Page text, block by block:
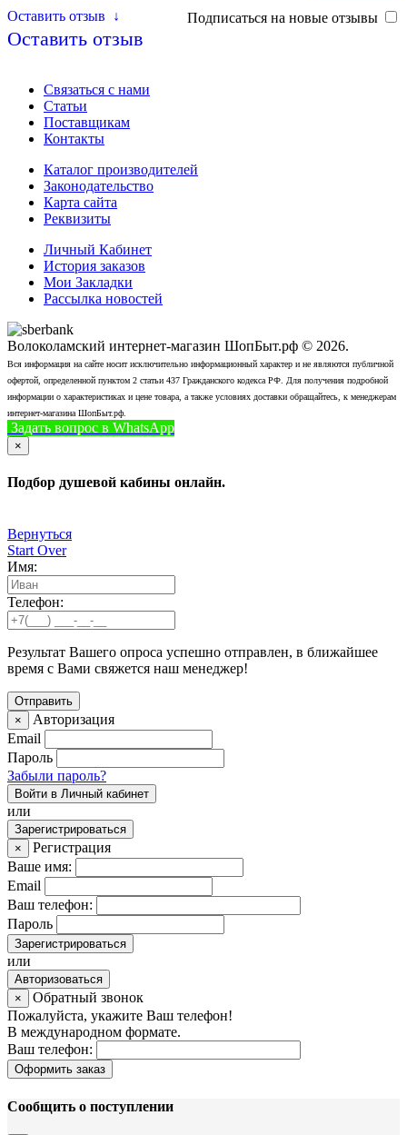
Подписаться на новые отзывы
Оставить отзыв ↓
Оставить отзыв
Связаться с нами
Статьи
Поставщикам
Контакты
Каталог производителей
Законодательство
Карта сайта
Реквизиты
Личный Кабинет
История заказов
Мои Закладки
Рассылка новостей
Волоколамский интернет-магазин ШопБыт.рф © 2026.
Вся информация на сайте носит исключительно информационный характер и не являются публичной
офертой, определенной пунктом 2 статьи 437 Гражданского кодекса РФ. Для получения подробной
информации о характеристиках и цене товара, а также условиях доставки обращайтесь, к менеджерам
интернет-магазина ШопБыт.рф.
Задать вопрос в WhatsApp
×
Подбор душевой кабины онлайн.
Вернуться
Start Over
Имя:
Телефон:
Результат Вашего опроса успешно отправлен, в ближайшее
время с Вами свяжется наш менеджер!
×
Авторизация
Email
Пароль
Забыли пароль?
Войти в Личный кабинет
или
Зарегистрироваться
×
Регистрация
Ваше имя:
Email
Ваш телефон:
Пароль
Зарегистрироваться
или
Авторизоваться
×
Обратный звонок
Пожалуйста, укажите Ваш телефон!
В международном формате.
Ваш телефон:
Оформить заказ
Сообщить о поступлении